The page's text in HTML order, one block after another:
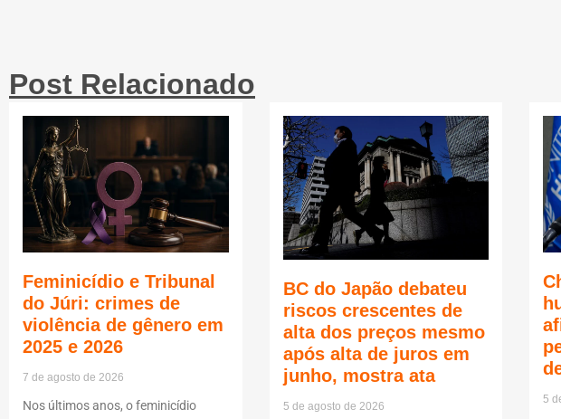
Post Relacionado
Feminicídio e Tribunal
do Júri: crimes de
violência de gênero em
2025 e 2026
7 de agosto de 2026
Nos últimos anos, o feminicídio
BC do Japão debateu
riscos crescentes de
alta dos preços mesmo
após alta de juros em
junho, mostra ata
5 de agosto de 2026
5